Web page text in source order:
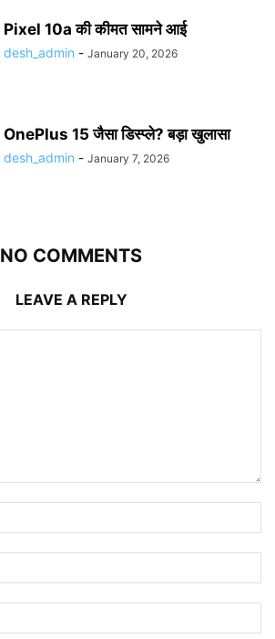
Pixel 10a की कीमत सामने आई
desh_admin - January 20, 2026
OnePlus 15 जैसा डिस्प्ले? बड़ा खुलासा
desh_admin - January 7, 2026
NO COMMENTS
LEAVE A REPLY